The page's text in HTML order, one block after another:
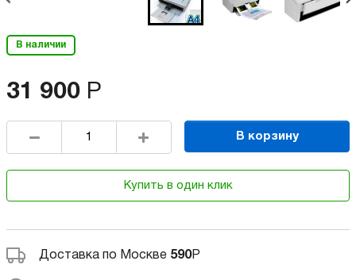
В наличии
31 900 Р
В корзину
Купить в один клик
Доставка по Москве 590Р